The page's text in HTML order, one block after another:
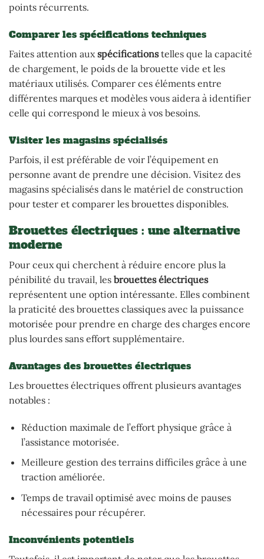
points récurrents.
Comparer les spécifications techniques
Faites attention aux spécificationstelles que la capacité
de chargement, le poids de la brouette vide et les
matériaux utilisés. Comparer ces éléments entre
différentes marques et modèles vous aidera à identifier
celle qui correspond le mieux à vos besoins.
Visiter les magasins spécialisés
Parfois, il est préférable de voir l’équipement en
personne avant de prendre une décision. Visitez des
magasins spécialisés dans le matériel de construction
pour tester et comparer les brouettes disponibles.
Brouettes électriques : une alternative
moderne
Pour ceux qui cherchent à réduire encore plus la
pénibilité du travail, les brouettes électriques
représentent une option intéressante. Elles combinent
la praticité des brouettes classiques avec la puissance
motorisée pour prendre en charge des charges encore
plus lourdes sans effort supplémentaire.
Avantages des brouettes électriques
Les brouettes électriques offrent plusieurs avantages
notables :
Réduction maximale de l’effort physique grâce à
l’assistance motorisée.
Meilleure gestion des terrains difficiles grâce à une
traction améliorée.
Temps de travail optimisé avec moins de pauses
nécessaires pour récupérer.
Inconvénients potentiels